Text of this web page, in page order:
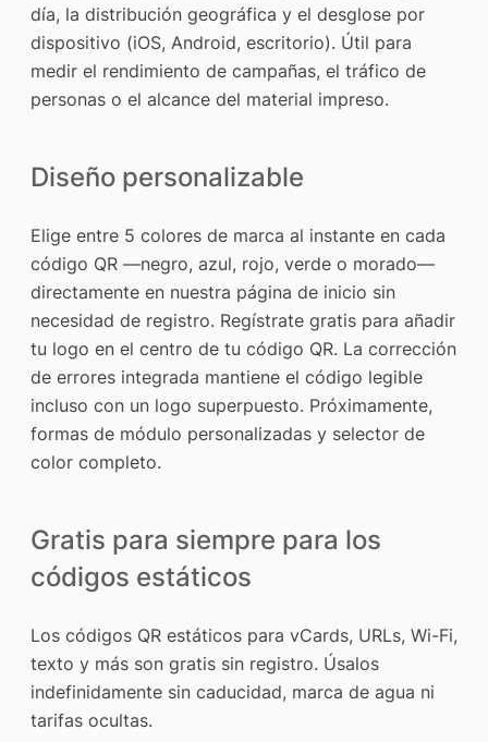
día, la distribución geográfica y el desglose por
dispositivo (iOS, Android, escritorio). Útil para
medir el rendimiento de campañas, el tráfico de
personas o el alcance del material impreso.
Diseño personalizable
Elige entre 5 colores de marca al instante en cada
código QR —negro, azul, rojo, verde o morado—
directamente en nuestra página de inicio sin
necesidad de registro. Regístrate gratis para añadir
tu logo en el centro de tu código QR. La corrección
de errores integrada mantiene el código legible
incluso con un logo superpuesto. Próximamente,
formas de módulo personalizadas y selector de
color completo.
Gratis para siempre para los
códigos estáticos
Los códigos QR estáticos para vCards, URLs, Wi-Fi,
texto y más son gratis sin registro. Úsalos
indefinidamente sin caducidad, marca de agua ni
tarifas ocultas.